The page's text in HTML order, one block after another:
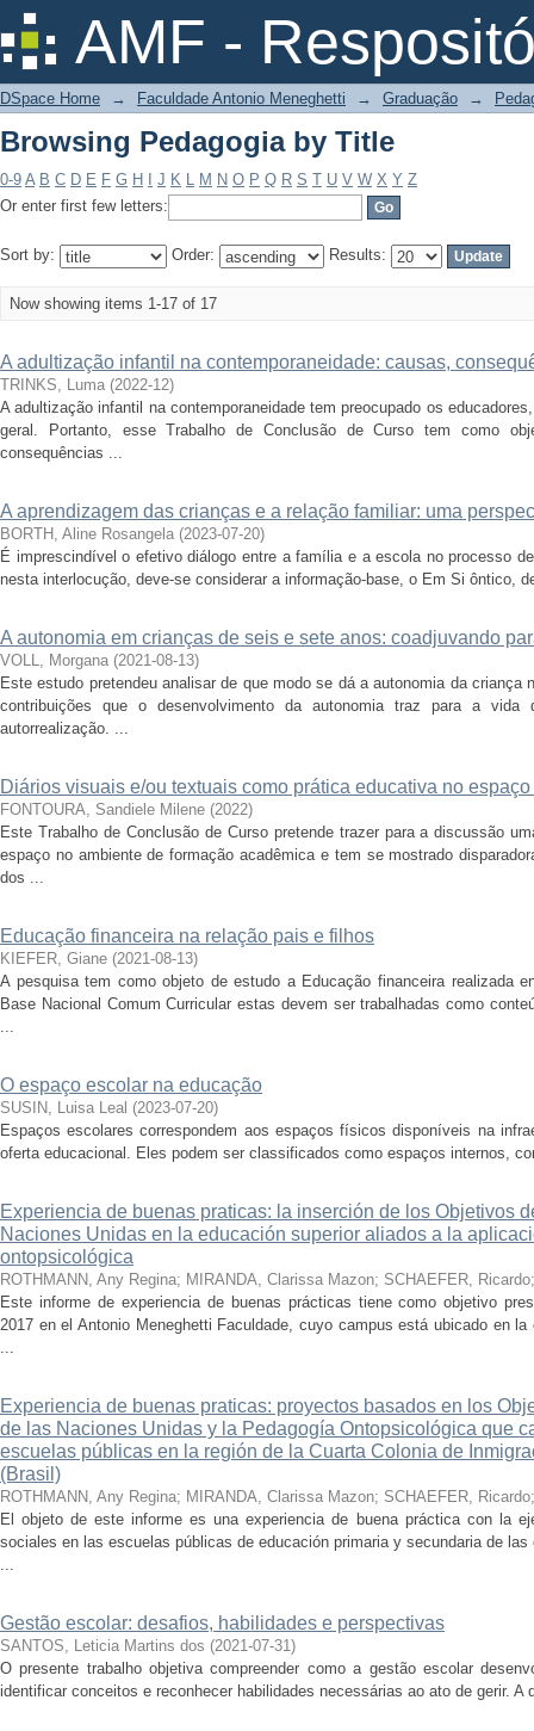
AMF -
Browsing Pedagogia by Title
DSpace Home → Faculdade Antonio Meneghetti → Graduação →
Browsing Pedagogia by Title
0-9 A B C D E F G H J K L M N O P Q R S T U V W X Y Z
Or enter first few letters:
Sort by: Order: Results:
Now showing items 1-17 of 17
A adultização infantil na contemporaneidade: causas,
TRINKS, Luma (2022-12)
A adultização infantil na contemporaneidade tem preocupado os
geral. Portanto, esse Trabalho de Conclusão de Curso tem como
consequências ...
A aprendizagem das crianças e a relação familiar: uma
BORTH, Aline Rosangela (2023-07-20)
É imprescindível o efetivo diálogo entre a família e a escola no processo
nesta interlocução, deve-se considerar a informação-base, o Em Si ôntico,
A autonomia em crianças de seis e sete anos: coadjuvando
VOLL, Morgana (2021-08-13)
Este estudo pretendeu analisar de que modo se dá a autonomia da
contribuições que o desenvolvimento da autonomia traz para a
autorrealização. ...
Diários visuais e/ou textuais como prática educativa no
FONTOURA, Sandiele Milene (2022)
Este Trabalho de Conclusão de Curso pretende trazer para a discussão
espaço no ambiente de formação acadêmica e tem se mostrado
dos ...
Educação financeira na relação pais e filhos
KIEFER, Giane (2021-08-13)
A pesquisa tem como objeto de estudo a Educação financeira realizada
Base Nacional Comum Curricular estas devem ser trabalhadas como
...
O espaço escolar na educação
SUSIN, Luisa Leal (2023-07-20)
Espaços escolares correspondem aos espaços físicos disponíveis na
oferta educacional. Eles podem ser classificados como espaços internos,
Experiencia de buenas praticas: la inserción de los Objetivos
Naciones Unidas en la educación superior aliados a la
ontopsicológica
ROTHMANN, Any Regina; MIRANDA, Clarissa Mazon; SCHAEFER, Ricardo
Este informe de experiencia de buenas prácticas tiene como objetivo
2017 en el Antonio Meneghetti Faculdade, cuyo campus está ubicado en
...
Experiencia de buenas praticas: proyectos basados en los
de las Naciones Unidas y la Pedagogía Ontopsicológica que
escuelas públicas en la región de la Cuarta Colonia de
(Brasil)
ROTHMANN, Any Regina; MIRANDA, Clarissa Mazon; SCHAEFER, Ricardo
El objeto de este informe es una experiencia de buena práctica con la
sociales en las escuelas públicas de educación primaria y secundaria de
...
Gestão escolar: desafios, habilidades e perspectivas
SANTOS, Leticia Martins dos (2021-07-31)
O presente trabalho objetiva compreender como a gestão escolar
identificar conceitos e reconhecer habilidades necessárias ao ato de gerir.